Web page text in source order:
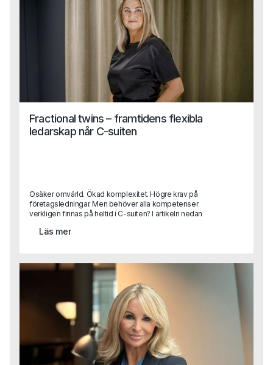
Fractional twins – framtidens flexibla
ledarskap når C-suiten
Osäker omvärld. Ökad komplexitet. Högre krav på
företagsledningar. Men behöver alla kompetenser
verkligen finnas på heltid i C-suiten? I artikeln nedan
“fractional twinning” vilket handlar om hur erfarna
Läs mer